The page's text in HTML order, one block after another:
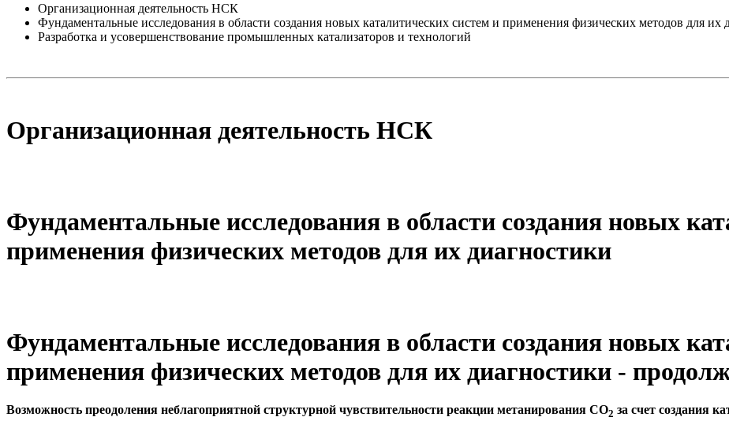
Организационная деятельность НСК
Фундаментальные исследования в области создания новых каталитических систем и применения физических методов для их
Разработка и усовершенствование промышленных катализаторов и технологий
Организационная деятельность НСК
Фундаментальные исследования в области создания новых
применения физических методов для их диагностики
Фундаментальные исследования в области создания новых
применения физических методов для их диагностики -
Возможность преодоления неблагоприятной структурной чувствительности реакции метанирования СО2 за счет создания